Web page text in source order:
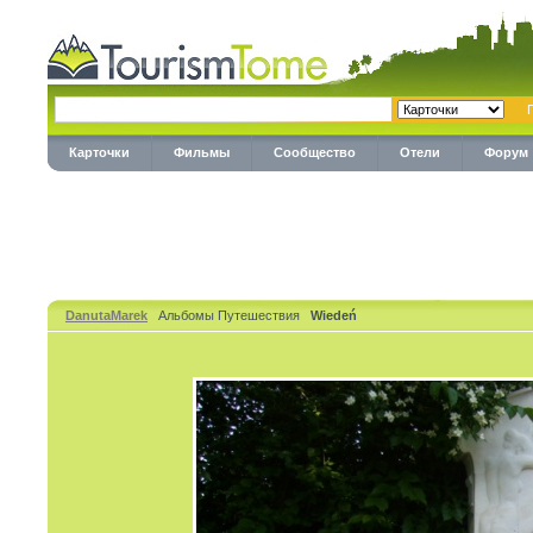
Карточки Фильмы Сообщество Отели Форум
DanutaMarek Альбомы Путешествия Wiedeń